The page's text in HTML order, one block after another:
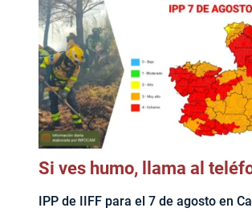
Si ves humo, llama al
IPP de IIFF para el 7 de agosto en